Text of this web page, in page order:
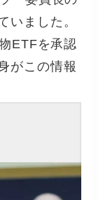
いました。
ETFを承認
がこの情報